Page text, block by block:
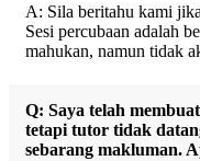
A: Sila beritahu kami
Sesi percubaan adalah
mahukan, namun tidak
Q: Saya telah
tetapi tutor tidak
sebarang makluman.